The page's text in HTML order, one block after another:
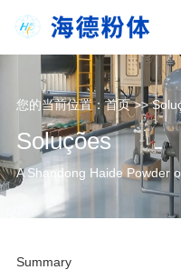
您的当前位置：首页>>
Soluções
Summary